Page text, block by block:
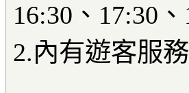
16:30、17:30
2.內有遊客服